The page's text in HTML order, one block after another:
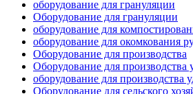
оборудование для грануляции
Оборудование для грануляции
оборудование для
оборудование для окомкования
Оборудование для производства
Оборудование для производства
оборудование для производства
Оборудование для сельского